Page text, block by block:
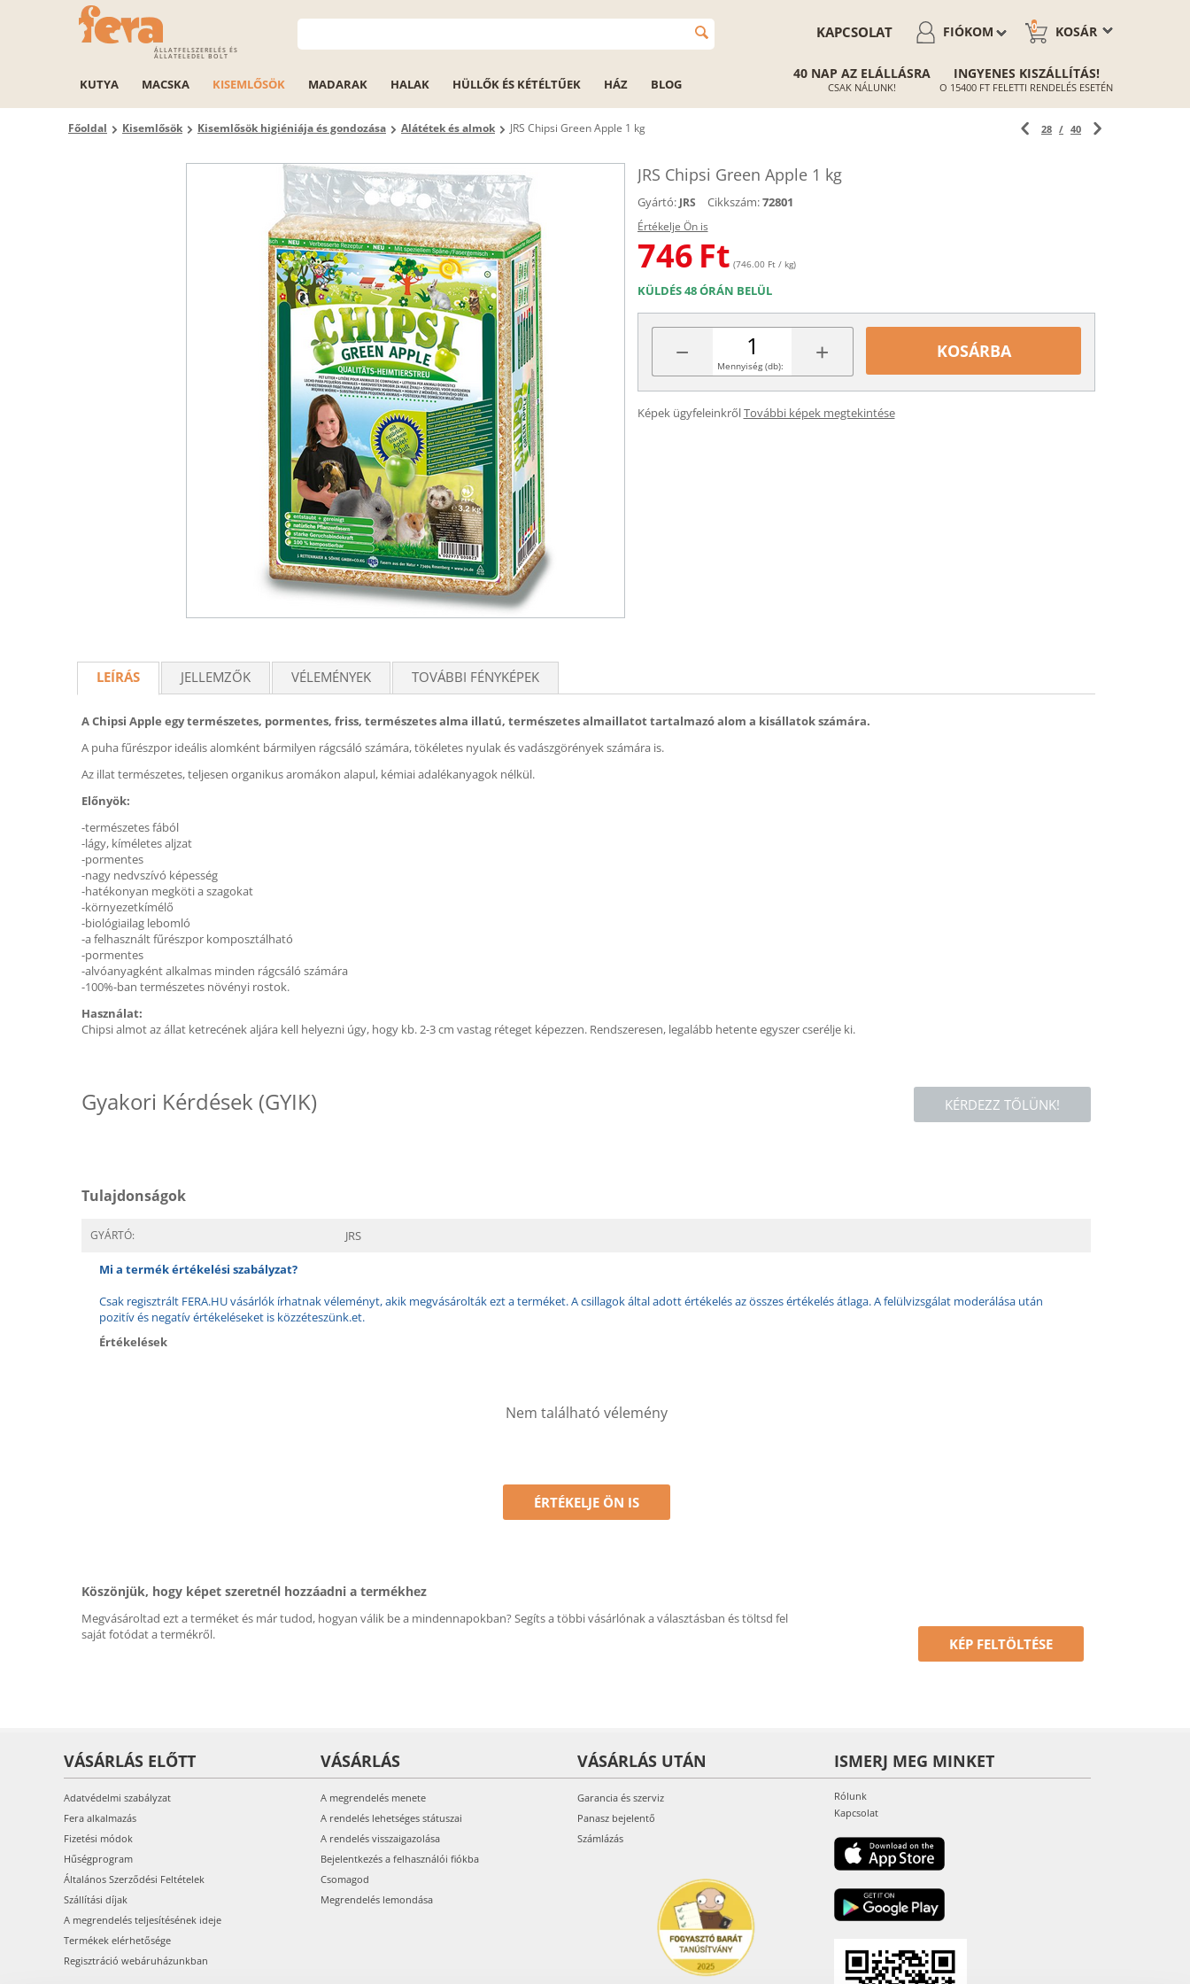
ÁLLATFELSZERELÉS ÉS
ÁLLATELEDEL BOLT
KOSÁR
0
FIÓKOM
KAPCSOLAT
KUTYA MACSKA KISEMLŐSÖK MADARAK HALAK HÜLLŐK ÉS KÉTÉLTŰEK HÁZ BLOG
40 NAP AZ ELÁLLÁSRA
CSAK NÁLUNK!
INGYENES KISZÁLLÍTÁS!
O 15400 FT FELETTI RENDELÉS ESETÉN
Főoldal Kisemlősök Kisemlősök higiéniája és gondozása Alátétek és almok JRS Chipsi Green Apple 1 kg 28 / 40
JRS Chipsi Green Apple 1 kg
Gyártó: JRS Cikkszám:72801
Értékelje Ön is
746 Ft (746.00 Ft / kg)
KÜLDÉS 48 ÓRÁN BELÜL
− +
Mennyiség (db):
KOSÁRBA
Képek ügyfeleinkrőlTovábbi képek megtekintése
LEÍRÁS JELLEMZŐK VÉLEMÉNYEK TOVÁBBI FÉNYKÉPEK
A Chipsi Apple egy természetes, pormentes, friss, természetes alma illatú, természetes almaillatot tartalmazó alom a kisállatok számára.
A puha fűrészpor ideális alomként bármilyen rágcsáló számára, tökéletes nyulak és vadászgörények számára is.
Az illat természetes, teljesen organikus aromákon alapul, kémiai adalékanyagok nélkül.
Előnyök:
-természetes fából
-lágy, kíméletes aljzat
-pormentes
-nagy nedvszívó képesség
-hatékonyan megköti a szagokat
-környezetkímélő
-biológiailag lebomló
-a felhasznált fűrészpor komposztálható
-pormentes
-alvóanyagként alkalmas minden rágcsáló számára
-100%-ban természetes növényi rostok.
Használat:
Chipsi almot az állat ketrecének aljára kell helyezni úgy, hogy kb. 2-3 cm vastag réteget képezzen. Rendszeresen, legalább hetente egyszer cserélje ki.
KÉRDEZZ TŐLÜNK!
Gyakori Kérdések (GYIK)
Tulajdonságok
GYÁRTÓ: JRS
Mi a termék értékelési szabályzat?
Csak regisztrált FERA.HU vásárlók írhatnak véleményt, akik megvásárolták ezt a terméket. A csillagok által adott értékelés az összes értékelés átlaga. A felülvizsgálat moderálása után
pozitív és negatív értékeléseket is közzéteszünk.et.
Értékelések
Nem található vélemény
ÉRTÉKELJE ÖN IS
Köszönjük, hogy képet szeretnél hozzáadni a termékhez
Megvásároltad ezt a terméket és már tudod, hogyan válik be a mindennapokban? Segíts a többi vásárlónak a választásban és töltsd fel
saját fotódat a termékről.
KÉP FELTÖLTÉSE
VÁSÁRLÁS ELŐTT
Adatvédelmi szabályzat
Fera alkalmazás
Fizetési módok
Hűségprogram
Általános Szerződési Feltételek
Szállítási díjak
A megrendelés teljesítésének ideje
Termékek elérhetősége
Regisztráció webáruházunkban
VÁSÁRLÁS
A megrendelés menete
A rendelés lehetséges státuszai
A rendelés visszaigazolása
Bejelentkezés a felhasználói fiókba
Csomagod
Megrendelés lemondása
VÁSÁRLÁS UTÁN
Garancia és szerviz
Panasz bejelentő
Számlázás
ISMERJ MEG MINKET
Rólunk
Kapcsolat